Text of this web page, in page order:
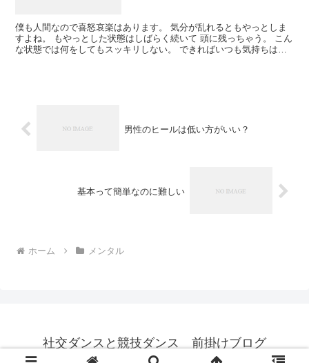
僕も人間なので喜怒哀楽はあります。 気分が乱れるともやっとしま
すよね。 もやっとした状態はしばらく続いて 頭に残っちゃう。 こん
な状態では何をしてもスッキリしない。 できればいつも気持ちは穏
男性のヒールは低い方がいい？
基本って簡単なのに難しい
ホーム メンタル
社交ダンスと競技ダンス 前掛けブログ